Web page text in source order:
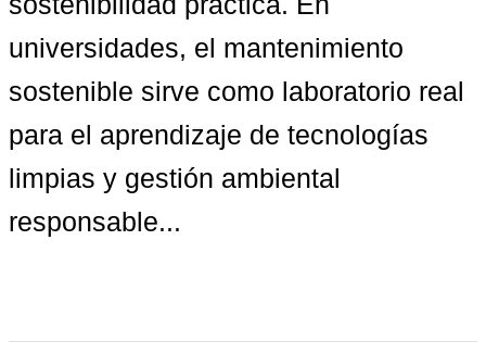
universidades, el mantenimiento
sostenible sirve como laboratorio real
para el aprendizaje de tecnologías
limpias y gestión ambiental
responsable...